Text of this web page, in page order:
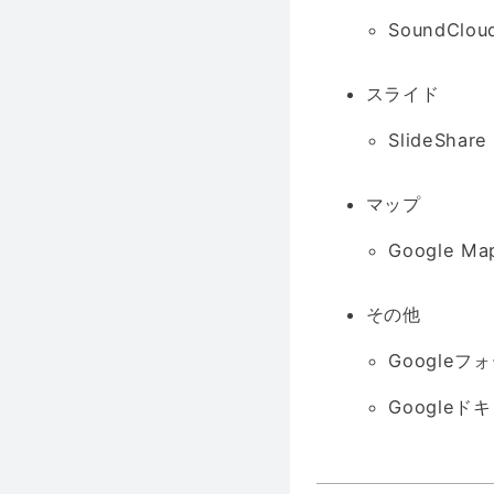
スライド
SlideShare
マップ
Google
その他
Googleフォ
Googleドキ